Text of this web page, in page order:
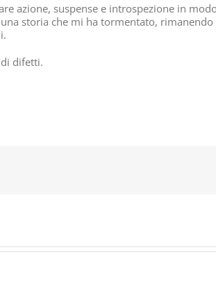
azione, suspense e introspezione in
storia che mi ha tormentato,
difetti.